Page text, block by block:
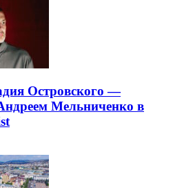
Островского —
Мельниченко в